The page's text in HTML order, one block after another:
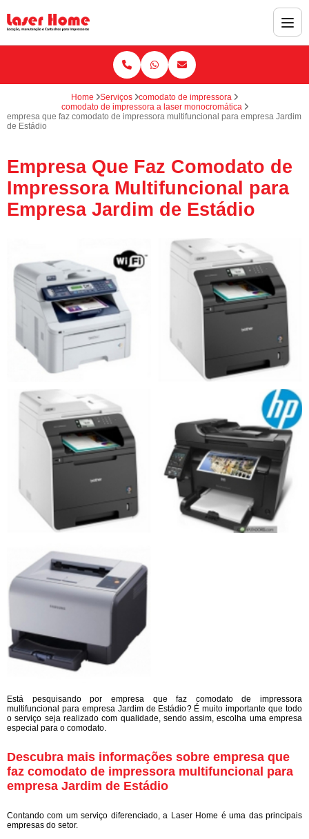
Home Serviços
comodato de impressora
comodato de impressora a laser monocromática
empresa que faz comodato de impressora multifuncional para empresa Jardim
de Estádio
Empresa Que Faz Comodato de
Impressora Multifuncional para
Empresa Jardim de Estádio
Está pesquisando por empresa que faz comodato de impressora
multifuncional para empresa Jardim de Estádio? É muito importante que todo
o serviço seja realizado com qualidade, sendo assim, escolha uma empresa
especial para o comodato.
Descubra mais informações sobre empresa que
faz comodato de impressora multifuncional para
empresa Jardim de Estádio
Contando com um serviço diferenciado, a Laser Home é uma das principais
empresas do setor.